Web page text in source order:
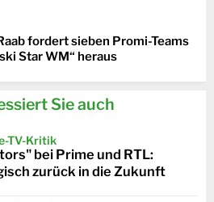
fordert sieben Promi-Teams
Star WM“ heraus
Sie auch
TV-Kritik
bei Prime und RTL:
zurück in die Zukunft